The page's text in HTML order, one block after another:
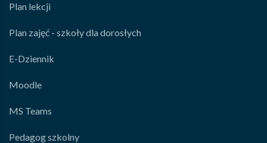
Plan lekcji
Plan zajęć - szkoły dla dorosłych
E-Dziennik
Moodle
MS Teams
Pedagog szkolny